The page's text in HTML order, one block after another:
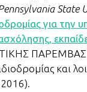
State
για την
και